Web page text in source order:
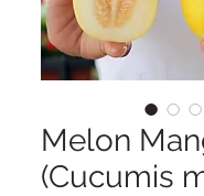
Melon
(Cucumis